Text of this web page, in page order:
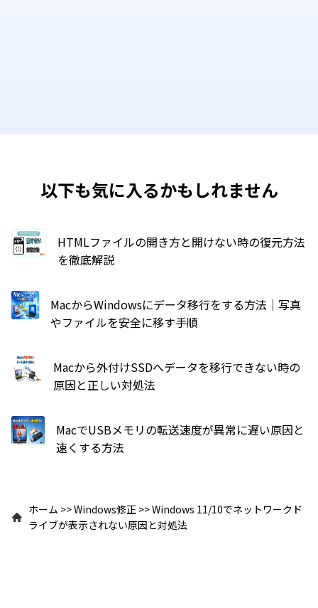
以下も気に入るかもしれません
HTMLファイルの開き方と開けない時の復元方法
を徹底解説
MacからWindowsにデータ移行をする方法｜写真
やファイルを安全に移す手順
Macから外付けSSDへデータを移行できない時の
原因と正しい対処法
MacでUSBメモリの転送速度が異常に遅い原因と
速くする方法
ホーム >>Windows修正 >>Windows 11/10でネットワークド
ライブが表示されない原因と対処法